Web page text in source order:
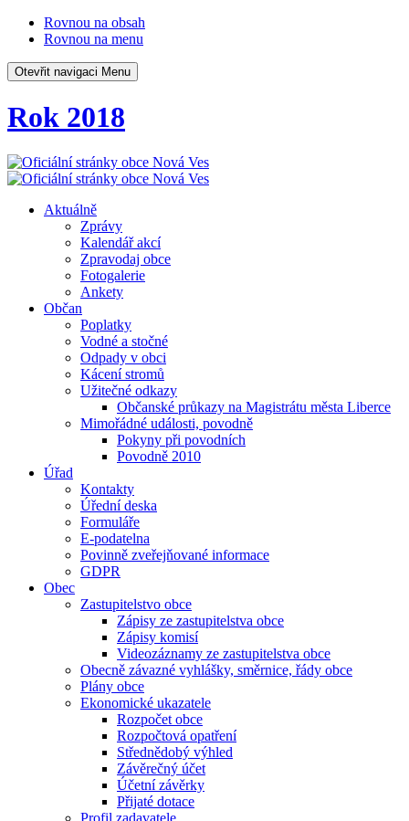
Rovnou na obsah
Rovnou na menu
Otevřit navigaci Menu
Rok 2018
Aktuálně
Zprávy
Kalendář akcí
Zpravodaj obce
Fotogalerie
Ankety
Občan
Poplatky
Vodné a stočné
Odpady v obci
Kácení stromů
Užitečné odkazy
Občanské průkazy na Magistrátu města Liberce
Mimořádné události, povodně
Pokyny při povodních
Povodně 2010
Úřad
Kontakty
Úřední deska
Formuláře
E-podatelna
Povinně zveřejňované informace
GDPR
Obec
Zastupitelstvo obce
Zápisy ze zastupitelstva obce
Zápisy komisí
Videozáznamy ze zastupitelstva obce
Obecně závazné vyhlášky, směrnice, řády obce
Plány obce
Ekonomické ukazatele
Rozpočet obce
Rozpočtová opatření
Střednědobý výhled
Závěrečný účet
Účetní závěrky
Přijaté dotace
Profil zadavatele